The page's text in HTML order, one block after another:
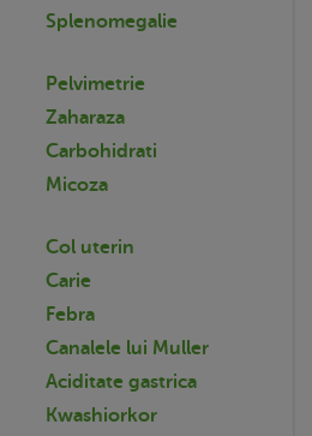
Splenomegalie
Pelvimetrie
Zaharaza
Carbohidrati
Micoza
Col uterin
Carie
Febra
Canalele lui Muller
Aciditate gastrica
Kwashiorkor